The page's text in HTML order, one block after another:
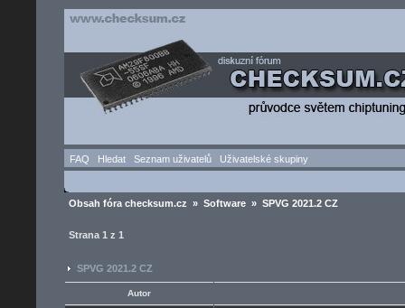
FAQ Hledat Seznam uživatelů Uživatelské skupiny
Obsah fóra checksum.cz » Software » SPVG 2021.2 CZ
Strana 1 z 1
SPVG 2021.2 CZ
Autor